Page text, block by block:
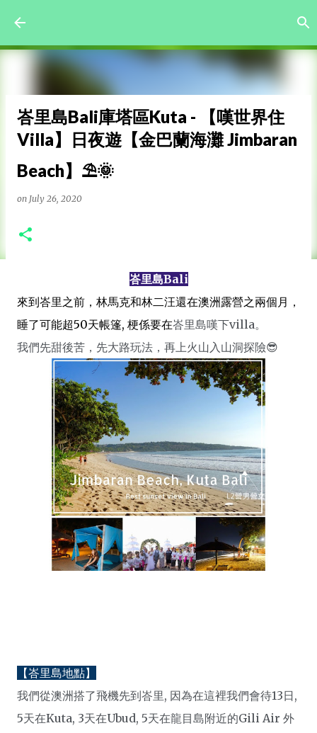
峇里島Bali庫塔區Kuta - 【嘆世界住
Villa】日夜遊【金巴蘭海灘 Jimbaran
Beach】⛱️🌞
on July 26, 2020
峇里島Bali
來到峇里之前，林馬克和林二汪還在澳洲露營之兩個月，
睡了可能超50天帳篷, 梗係要在峇里島嘆下villa。
我們先甜後苦，先大路玩法，再上火山入山洞探險😎
【峇里島地點】
我們從澳洲搭了飛機先到峇里, 因為在這裡我們會待13日,
5天在Kuta, 3天在Ubud, 5天在龍目島附近的Gili Air 外